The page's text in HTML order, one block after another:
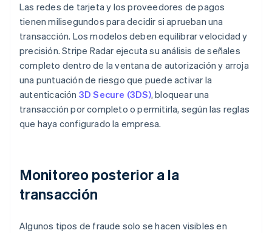
Las redes de tarjeta y los proveedores de pagos
tienen milisegundos para decidir si aprueban una
transacción. Los modelos deben equilibrar velocidad y
precisión. Stripe Radar ejecuta su análisis de señales
completo dentro de la ventana de autorización y arroja
una puntuación de riesgo que puede activar la
autenticación 3D Secure (3DS), bloquear una
transacción por completo o permitirla, según las reglas
que haya configurado la empresa.
Monitoreo posterior a la
transacción
Algunos tipos de fraude solo se hacen visibles en